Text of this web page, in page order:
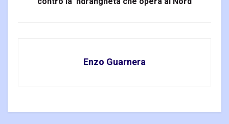
Enzo Guarnera